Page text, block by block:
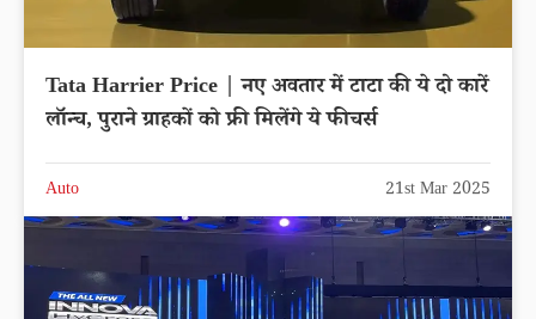
Tata Harrier Price | नए अवतार में टाटा की ये दो कारें
लॉन्च, पुराने ग्राहकों को फ्री मिलेंगे ये फीचर्स
Auto 21st Mar 2025